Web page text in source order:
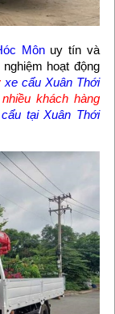
Mônuy tín và
hoạt động
xe cẩu Xuân Thới
khách hàng
tại Xuân Thới